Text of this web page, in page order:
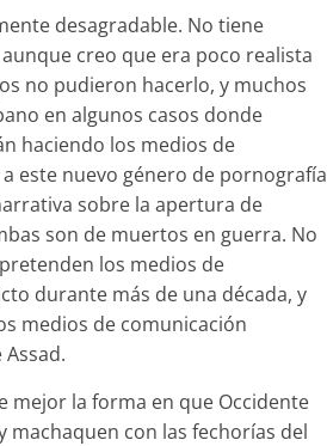
desagradable. No tiene
creo que era poco realista
no pudieron hacerlo, y muchos
en algunos casos donde
haciendo los medios de
este nuevo género de pornografía
sobre la apertura de
son de muertos en guerra. No
los medios de
durante más de una década, y
medios de comunicación
mejor la forma en que Occidente
machaquen con las fechorías del